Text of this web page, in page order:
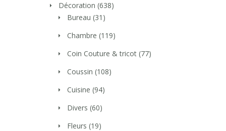
Décoration (638)
Bureau (31)
Chambre (119)
Coin Couture & tricot (77)
Coussin (108)
Cuisine (94)
Divers (60)
Fleurs (19)